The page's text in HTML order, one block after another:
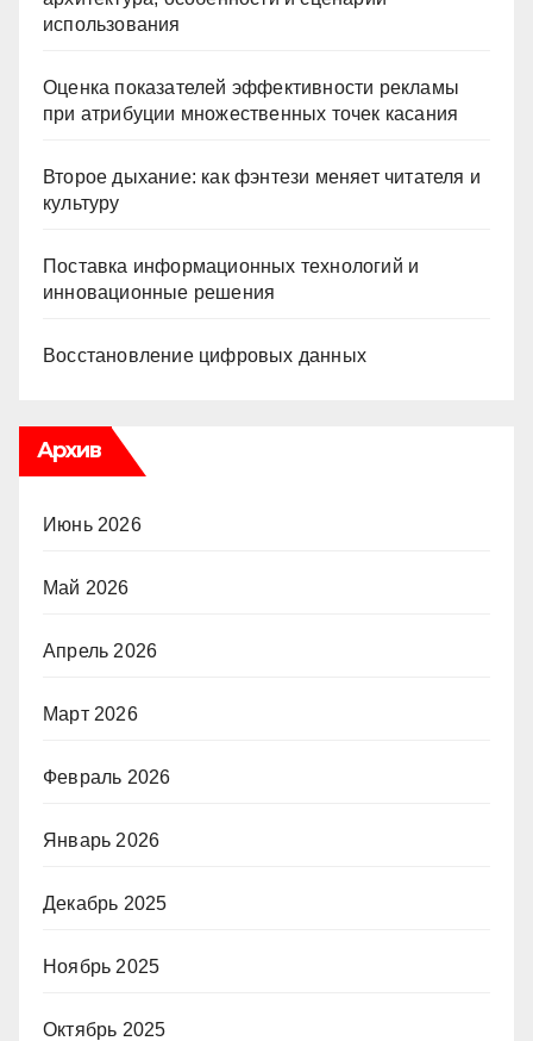
использования
Оценка показателей эффективности рекламы
при атрибуции множественных точек касания
Второе дыхание: как фэнтези меняет читателя и
культуру
Поставка информационных технологий и
инновационные решения
Восстановление цифровых данных
Архив
Июнь 2026
Май 2026
Апрель 2026
Март 2026
Февраль 2026
Январь 2026
Декабрь 2025
Ноябрь 2025
Октябрь 2025